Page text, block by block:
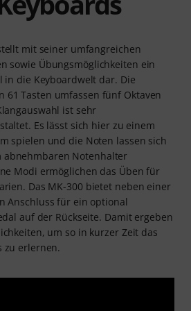
mit seiner umfangreichen
sowie Übungsmöglichkeiten ein
in die Keyboardwelt dar. Die
61 Tasten umfassen fünf Oktaven
ist sehr
Es lässt sich hier zu einem
spielen und die Noten lassen sich
abnehmbaren Notenhalter
Modi ermöglichen das Üben für
Das MK-300 bietet neben einer
Anschluss für ein optional
auf der Rückseite. Damit ergeben
um so in kurzer Zeit das
zu erlernen.